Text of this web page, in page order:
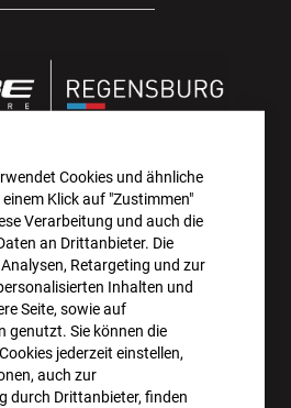
Cookies und ähnliche
Klick auf "Zustimmen"
Verarbeitung und auch die
an Drittanbieter. Die
Retargeting und zur
Inhalten und
Seite, sowie auf
genutzt. Sie können die
jederzeit einstellen,
auch zur
durch Drittanbieter, finden
ABONNIEREN UND
SICHERN!**
ANMELDEN
einem Bestellwert von 100€.
jederzeit möglich.